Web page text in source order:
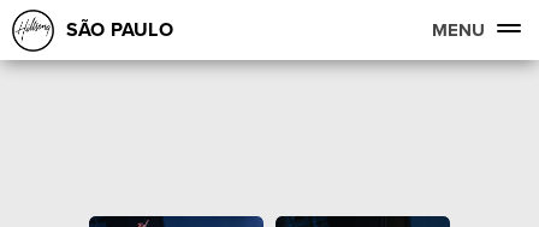
SÃO PAULO MENU